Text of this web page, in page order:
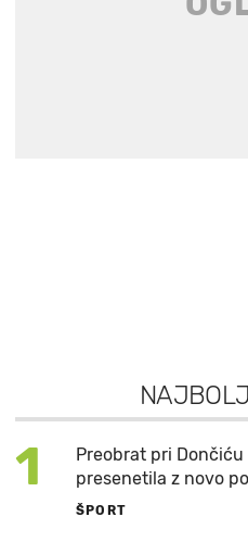
NAJBOLJ
1
Preobrat pri
presenetila z novo
ŠPORT